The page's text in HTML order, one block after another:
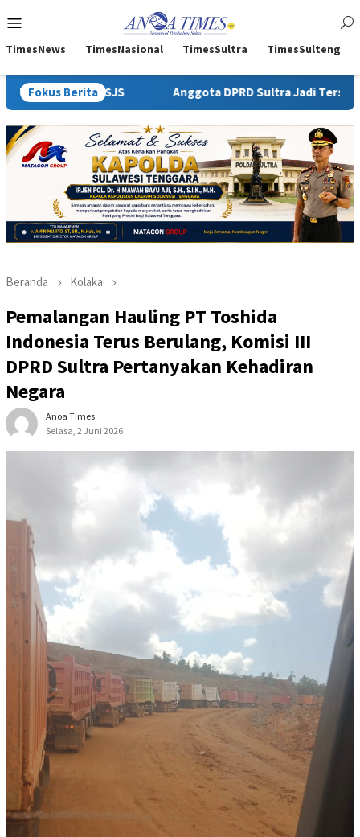
ke
Mobile
TimesNews TimesNasional TimesSultra TimesSulteng
Fokus Berita
Anggota DPRD Sultra Jadi Tersangka Dugaan Tambang
Beranda Kolaka
Pemalangan Hauling PT Toshida
Indonesia Terus Berulang, Komisi III
DPRD Sultra Pertanyakan Kehadiran
Negara
Anoa Times
Selasa, 2 Juni 2026